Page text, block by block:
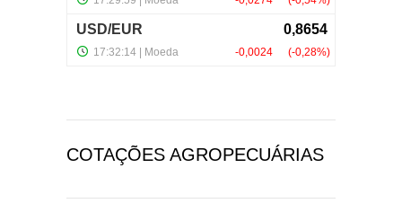
COTAÇÕES AGROPECUÁRIAS